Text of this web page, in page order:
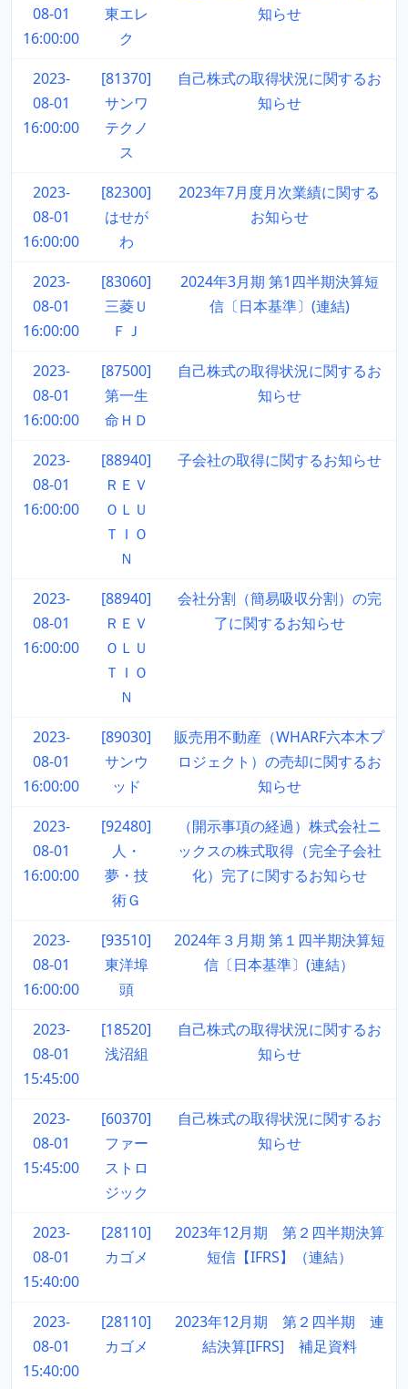
08-01
16:00:00
東エレ
ク
知らせ
2023-
08-01
16:00:00
[81370]
サンワ
テクノ
ス
自己株式の取得状況に関するお
知らせ
2023-
08-01
16:00:00
[82300]
はせが
わ
2023年7月度月次業績に関する
お知らせ
2023-
08-01
16:00:00
[83060]
三菱Ｕ
ＦＪ
2024年3月期 第1四半期決算短
信〔日本基準〕(連結)
2023-
08-01
16:00:00
[87500]
第一生
命ＨＤ
自己株式の取得状況に関するお
知らせ
2023-
08-01
16:00:00
[88940]
ＲＥＶ
ＯＬＵ
ＴＩＯ
Ｎ
子会社の取得に関するお知らせ
2023-
08-01
16:00:00
[88940]
ＲＥＶ
ＯＬＵ
ＴＩＯ
Ｎ
会社分割（簡易吸収分割）の完
了に関するお知らせ
2023-
08-01
16:00:00
[89030]
サンウ
ッド
販売用不動産（WHARF六本木プ
ロジェクト）の売却に関するお
知らせ
2023-
08-01
16:00:00
[92480]
人・
夢・技
術Ｇ
（開示事項の経過）株式会社ニ
ックスの株式取得（完全子会社
化）完了に関するお知らせ
2023-
08-01
16:00:00
[93510]
東洋埠
頭
2024年３月期 第１四半期決算短
信〔日本基準〕(連結）
2023-
08-01
15:45:00
[18520]
浅沼組
自己株式の取得状況に関するお
知らせ
2023-
08-01
15:45:00
[60370]
ファー
ストロ
ジック
自己株式の取得状況に関するお
知らせ
2023-
08-01
15:40:00
[28110]
カゴメ
2023年12月期 第２四半期決算
短信【IFRS】（連結）
2023-
08-01
15:40:00
[28110]
カゴメ
2023年12月期 第２四半期 連
結決算[IFRS] 補足資料